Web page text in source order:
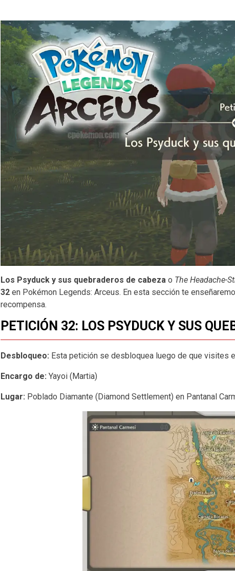
Los Psyduck y sus quebraderos de cabeza o The Headache-
32 en Pokémon Legends: Arceus. En esta sección te
recompensa.
PETICIÓN 32: LOS PSYDUCK Y SUS
Desbloqueo: Esta petición se desbloquea luego de que visites
Encargo de: Yayoi (Martia)
Lugar: Poblado Diamante (Diamond Settlement) en Pantanal